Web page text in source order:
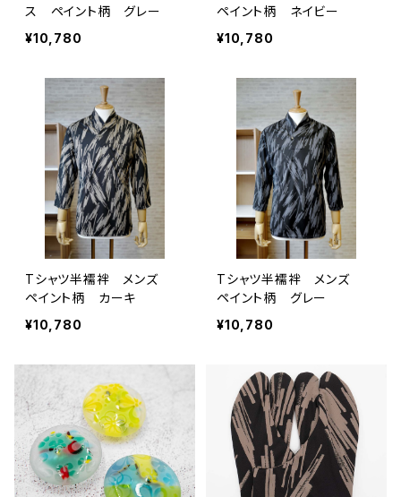
ス ペイント柄 グレー
¥10,780
ペイント柄 ネイビー
¥10,780
Tシャツ半襦袢 メンズ
ペイント柄 カーキ
¥10,780
Tシャツ半襦袢 メンズ
ペイント柄 グレー
¥10,780